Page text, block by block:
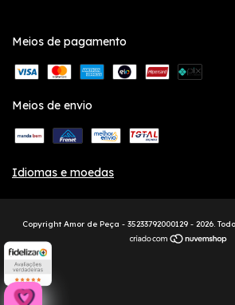
Meios de pagamento
Meios de envio
Idiomas e moedas
Copyright Amor de Peça - 35233792000129 - 2026.